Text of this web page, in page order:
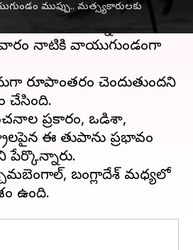
ముప్పు.. మత్స్యకారులకు
తుపానుముప్పు పొంచి ఉన్నది.
ఏర్పడనున్న
నాటికి వాయుగుండంగా
రూపాంతరం చెందుతుందని
చేసింది.
ప్రకారం, ఒడిశా,
ఈ తుపాను ప్రభావం
పేర్కొన్నారు.
బంగ్లాదేశ్ మధ్యలో